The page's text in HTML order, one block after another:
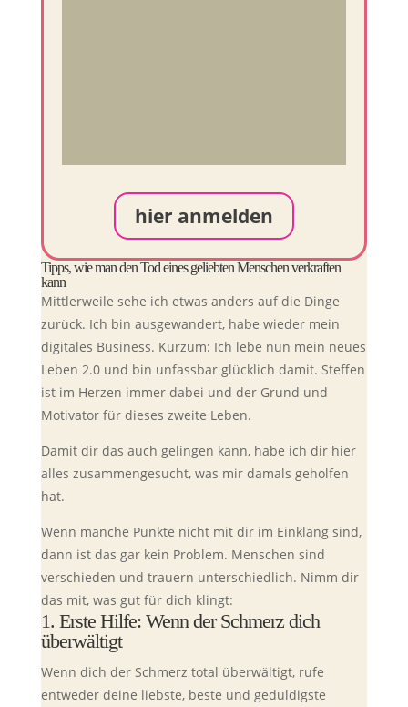
hier anmelden
Tipps, wie man den Tod eines geliebten Menschen verkraften
kann
Mittlerweile sehe ich etwas anders auf die Dinge
zurück. Ich bin ausgewandert, habe wieder mein
digitales Business. Kurzum: Ich lebe nun mein neues
Leben 2.0 und bin unfassbar glücklich damit. Steffen
ist im Herzen immer dabei und der Grund und
Motivator für dieses zweite Leben.
Damit dir das auch gelingen kann, habe ich dir hier
alles zusammengesucht, was mir damals geholfen
hat.
Wenn manche Punkte nicht mit dir im Einklang sind,
dann ist das gar kein Problem. Menschen sind
verschieden und trauern unterschiedlich. Nimm dir
das mit, was gut für dich klingt:
1. Erste Hilfe: Wenn der Schmerz dich
überwältigt
Wenn dich der Schmerz total überwältigt, rufe
entweder deine liebste, beste und geduldigste